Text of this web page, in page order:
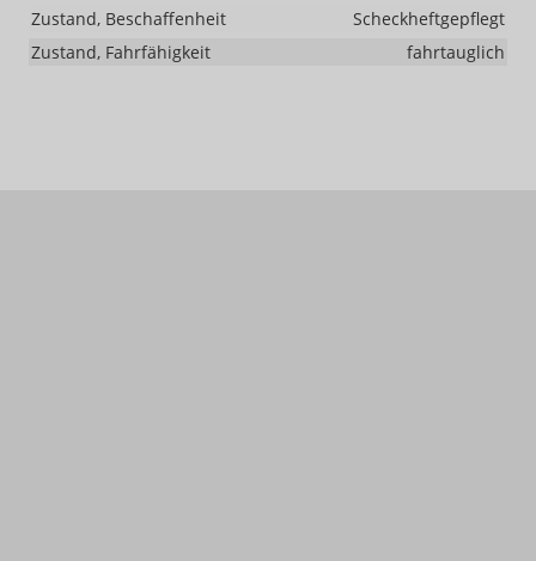
Zustand, Beschaffenheit
Scheckheftgepflegt
Zustand, Fahrfähigkeit
fahrtauglich